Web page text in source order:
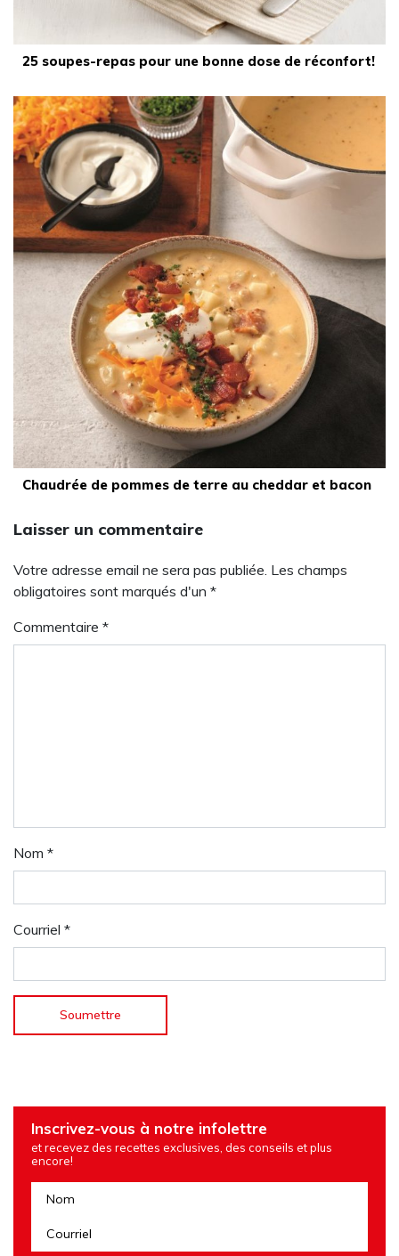
25 soupes-repas pour une bonne dose de réconfort!
Chaudrée de pommes de terre au cheddar et bacon
Laisser un commentaire
Votre adresse email ne sera pas publiée. Les champs
obligatoires sont marqués d'un *
Commentaire *
Nom *
Courriel *
Inscrivez-vous à notre infolettre
et recevez des recettes exclusives, des conseils et plus
encore!